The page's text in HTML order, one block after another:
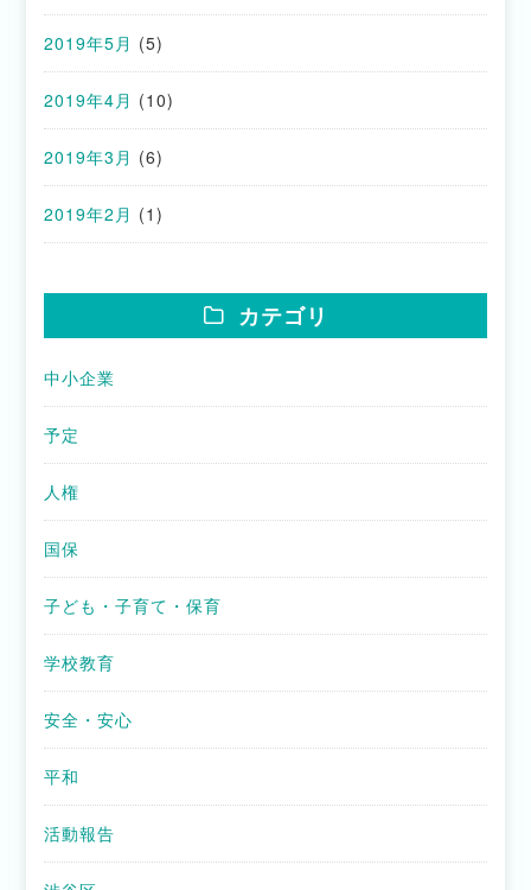
2019年5月 (5)
2019年4月 (10)
2019年3月 (6)
2019年2月 (1)
カテゴリ
中小企業
予定
人権
国保
子ども・子育て・保育
学校教育
安全・安心
平和
活動報告